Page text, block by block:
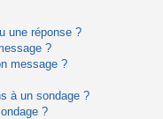
une réponse ?
?
message ?
à un sondage ?
?